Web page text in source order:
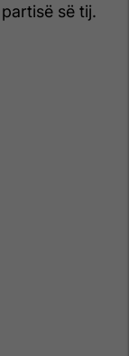
së tij.